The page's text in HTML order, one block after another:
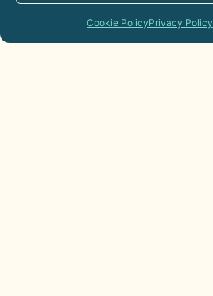
Cookie PolicyPrivacy Policy